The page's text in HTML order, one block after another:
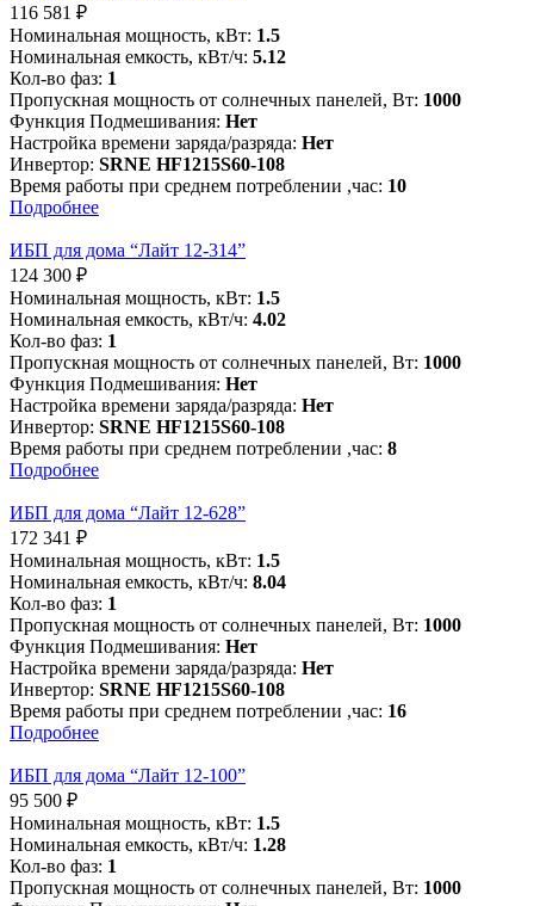
116 581 ₽
Номинальная мощность, кВт: 1.5
Номинальная емкость, кВт/ч: 5.12
Кол-во фаз: 1
Пропускная мощность от солнечных панелей, Вт: 1000
Функция Подмешивания: Нет
Настройка времени заряда/разряда: Нет
Инвертор: SRNE HF1215S60-108
Время работы при среднем потреблении ,час: 10
Подробнее
ИБП для дома “Лайт 12-314”
124 300 ₽
Номинальная мощность, кВт: 1.5
Номинальная емкость, кВт/ч: 4.02
Кол-во фаз: 1
Пропускная мощность от солнечных панелей, Вт: 1000
Функция Подмешивания: Нет
Настройка времени заряда/разряда: Нет
Инвертор: SRNE HF1215S60-108
Время работы при среднем потреблении ,час: 8
Подробнее
ИБП для дома “Лайт 12-628”
172 341 ₽
Номинальная мощность, кВт: 1.5
Номинальная емкость, кВт/ч: 8.04
Кол-во фаз: 1
Пропускная мощность от солнечных панелей, Вт: 1000
Функция Подмешивания: Нет
Настройка времени заряда/разряда: Нет
Инвертор: SRNE HF1215S60-108
Время работы при среднем потреблении ,час: 16
Подробнее
ИБП для дома “Лайт 12-100”
95 500 ₽
Номинальная мощность, кВт: 1.5
Номинальная емкость, кВт/ч: 1.28
Кол-во фаз: 1
Пропускная мощность от солнечных панелей, Вт: 1000